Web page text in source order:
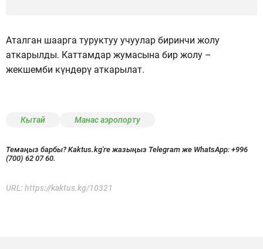
Аталган шаарга туруктуу учуулар биринчи жолу
аткарылды. Каттамдар жумасына бир жолу –
жекшемби күндөрү аткарылат.
Кытай Манас аэропорту
Темаңыз барбы? Kaktus.kg'ге жазыңыз Telegram же WhatsApp: +996
(700) 62 07 60.
URL: https://kaktus.kg/10321